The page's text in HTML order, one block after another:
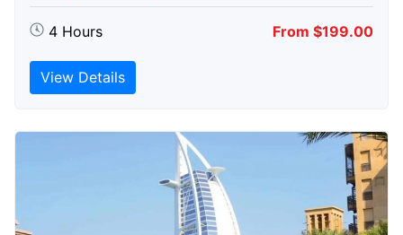
4 Hours From $199.00
View Details